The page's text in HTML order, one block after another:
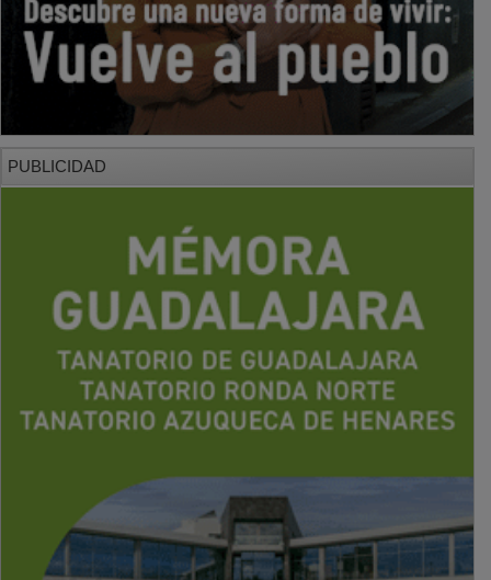
PUBLICIDAD